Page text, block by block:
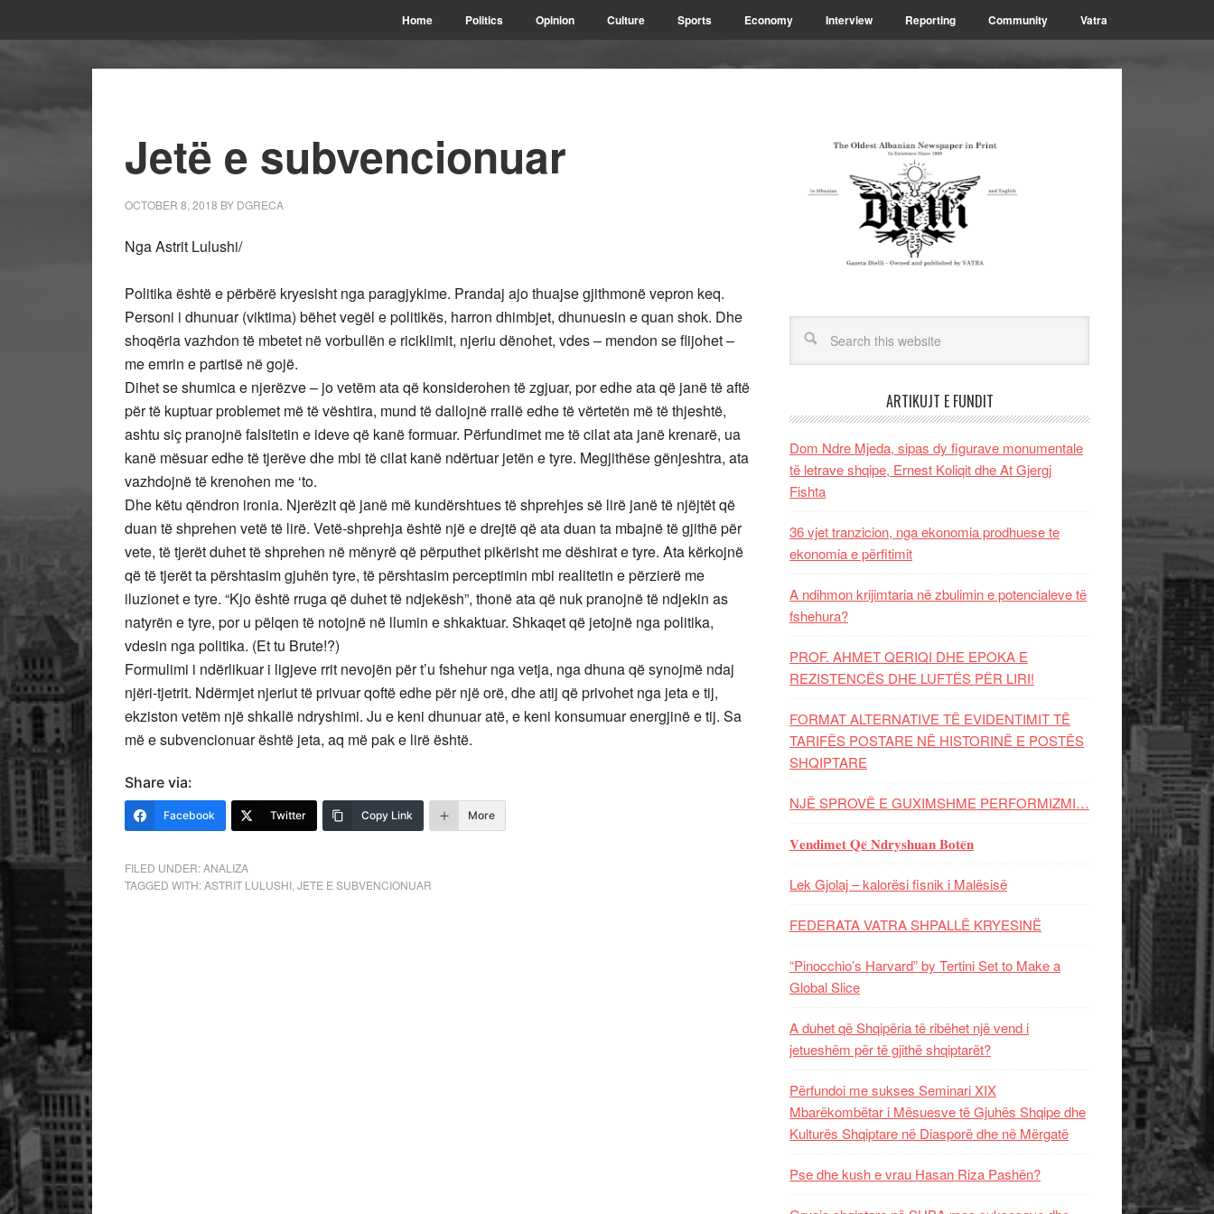
Home Politics Opinion Culture Sports Economy Interview Reporting Community Vatra
Jetë e subvencionuar
OCTOBER 8, 2018 BY DGRECA
Nga Astrit Lulushi/
Politika është e përbërë kryesisht nga paragjykime. Prandaj ajo thuajse gjithmonë vepron keq.
Personi i dhunuar (viktima) bëhet vegël e politikës, harron dhimbjet, dhunuesin e quan shok. Dhe
shoqëria vazhdon të mbetet në vorbullën e riciklimit, njeriu dënohet, vdes – mendon se flijohet –
me emrin e partisë në gojë.
Dihet se shumica e njerëzve – jo vetëm ata që konsiderohen të zgjuar, por edhe ata që janë të aftë
për të kuptuar problemet më të vështira, mund të dallojnë rrallë edhe të vërtetën më të thjeshtë,
ashtu siç pranojnë falsitetin e ideve që kanë formuar. Përfundimet me të cilat ata janë krenarë, ua
kanë mësuar edhe të tjerëve dhe mbi të cilat kanë ndërtuar jetën e tyre. Megjithëse gënjeshtra, ata
vazhdojnë të krenohen me ‘to.
Dhe këtu qëndron ironia. Njerëzit që janë më kundërshtues të shprehjes së lirë janë të njëjtët që
duan të shprehen vetë të lirë. Vetë-shprehja është një e drejtë që ata duan ta mbajnë të gjithë për
vete, të tjerët duhet të shprehen në mënyrë që përputhet pikërisht me dëshirat e tyre. Ata kërkojnë
që të tjerët ta përshtasim gjuhën tyre, të përshtasim perceptimin mbi realitetin e përzierë me
iluzionet e tyre. “Kjo është rruga që duhet të ndjekësh”, thonë ata që nuk pranojnë të ndjekin as
natyrën e tyre, por u pëlqen të notojnë në llumin e shkaktuar. Shkaqet që jetojnë nga politika,
vdesin nga politika. (Et tu Brute!?)
Formulimi i ndërlikuar i ligjeve rrit nevojën për t’u fshehur nga vetja, nga dhuna që synojmë ndaj
njëri-tjetrit. Ndërmjet njeriut të privuar qoftë edhe për një orë, dhe atij që privohet nga jeta e tij,
ekziston vetëm një shkallë ndryshimi. Ju e keni dhunuar atë, e keni konsumuar energjinë e tij. Sa
më e subvencionuar është jeta, aq më pak e lirë është.
Share via:
Facebook Twitter Copy Link More
FILED UNDER:ANALIZA
TAGGED WITH:ASTRIT LULUSHI JETE E SUBVENCIONUAR
ARTIKUJT E FUNDIT
Dom Ndre Mjeda, sipas dy figurave monumentale
të letrave shqipe, Ernest Koliqit dhe At Gjergj
Fishta
36 vjet tranzicion, nga ekonomia prodhuese te
ekonomia e përfitimit
A ndihmon krijimtaria në zbulimin e potencialeve të
fshehura?
PROF. AHMET QERIQI DHE EPOKA E
REZISTENCЁS DHE LUFTЁS PЁR LIRI!
FORMAT ALTERNATIVE TË EVIDENTIMIT TË
TARIFËS POSTARE NË HISTORINË E POSTËS
SHQIPTARE
NJË SPROVË E GUXIMSHME PERFORMIZMI…
𝐕𝐞𝐧𝐝𝐢𝐦𝐞𝐭 𝐐𝐞̈ 𝐍𝐝𝐫𝐲𝐬𝐡𝐮𝐚𝐧 𝐁𝐨𝐭𝐞̈𝐧
Lek Gjolaj – kalorësi fisnik i Malësisë
FEDERATA VATRA SHPALLË KRYESINË
“Pinocchio’s Harvard” by Tertini Set to Make a
Global Slice
A duhet që Shqipëria të ribëhet një vend i
jetueshëm për të gjithë shqiptarët?
Përfundoi me sukses Seminari XIX
Mbarëkombëtar i Mësuesve të Gjuhës Shqipe dhe
Kulturës Shqiptare në Diasporë dhe në Mërgatë
Pse dhe kush e vrau Hasan Riza Pashën?